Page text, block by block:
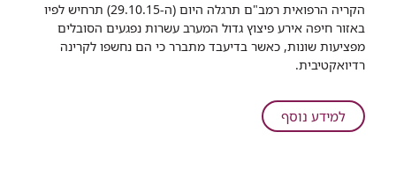
שיתוף
רמב"ם
מתרגל
אירוע
פיגוע
המערב
הקריה הרפואית רמב"ם תרגלה היום (ה-29.10.15) תרחיש לפיו
באזור חיפה אירע פיצוץ גדול המערב עשרות נפגעים הסובלים
מפציעות שונות, כאשר בדיעבד מתברר כי הם נחשפו לקרינה
רדיואקטיבית. ​
למידע נוסףעל
רמב"ם